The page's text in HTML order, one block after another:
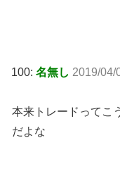
100: 名無し 2019/04/
本来トレードってこ
だよな